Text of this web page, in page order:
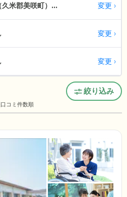
久米郡美咲町）... 変更
変更
変更
絞り込み
口コミ件数順